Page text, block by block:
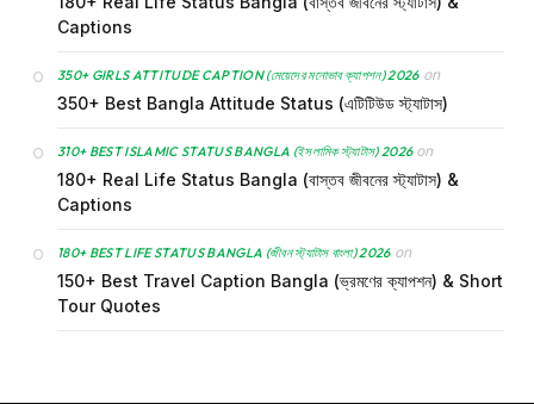
Captions
350+ GIRLS ATTITUDE CAPTION (মেয়েদের মনোভাব ক্যাপশন) 2026on
350+ Best Bangla Attitude Status (এটিটিউড স্ট্যাটাস)
310+ BEST ISLAMIC STATUS BANGLA (ইসলামিক স্ট্যাটাস) 2026on
180+ Real Life Status Bangla (বাস্তব জীবনের স্ট্যাটাস) &
Captions
180+ BEST LIFE STATUS BANGLA (জীবন স্ট্যাটাস বাংলা) 2026on
150+ Best Travel Caption Bangla (ভ্রমণের ক্যাপশন) & Short
Tour Quotes